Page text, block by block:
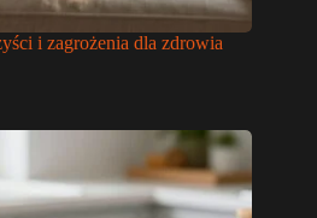
i zagrożenia dla zdrowia